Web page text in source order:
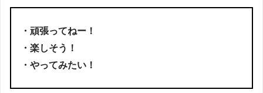
・頑張ってねー！
・楽しそう！
・やってみたい！